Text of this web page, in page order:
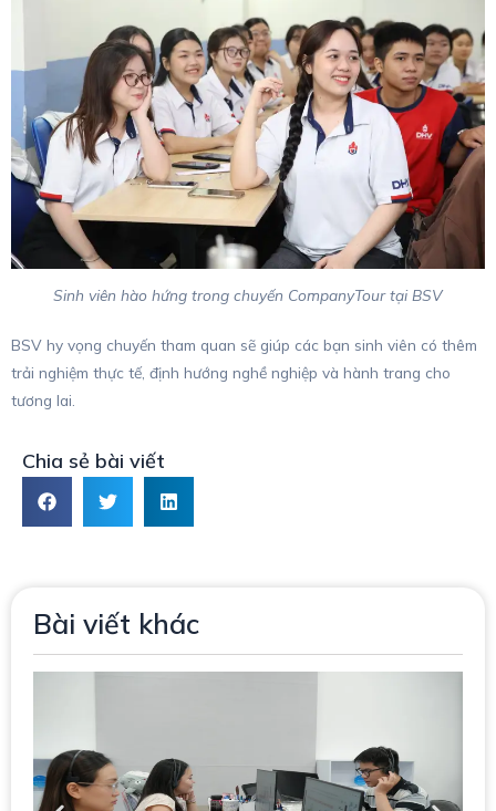
Sinh viên hào hứng trong chuyến CompanyTour tại BSV
BSV hy vọng chuyến tham quan sẽ giúp các bạn sinh viên có thêm
trải nghiệm thực tế, định hướng nghề nghiệp và hành trang cho
tương lai.
Chia sẻ bài viết
Bài viết khác